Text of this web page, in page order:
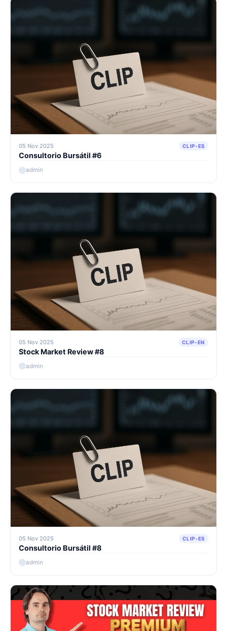
05 Nov 2025 CLIP-ES
Consultorio Bursátil #6
admin
05 Nov 2025 CLIP-EN
Stock Market Review #8
admin
05 Nov 2025 CLIP-ES
Consultorio Bursátil #8
admin